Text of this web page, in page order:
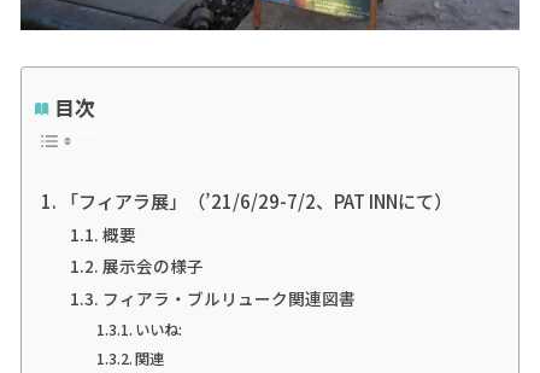
目次
「フィアラ展」（’21/6/29-7/2、PAT INNにて）
概要
展示会の様子
フィアラ・ブルリューク関連図書
いいね:
関連